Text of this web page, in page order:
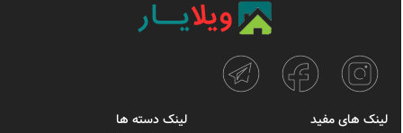
لینک های مفید لینک دسته ها